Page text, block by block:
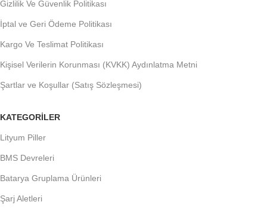
Gizlilik Ve Güvenlik Politikası
İptal ve Geri Ödeme Politikası
Kargo Ve Teslimat Politikası
Kişisel Verilerin Korunması (KVKK) Aydınlatma Metni
Şartlar ve Koşullar (Satış Sözleşmesi)
KATEGORILER
Lityum Piller
BMS Devreleri
Batarya Gruplama Ürünleri
Şarj Aletleri